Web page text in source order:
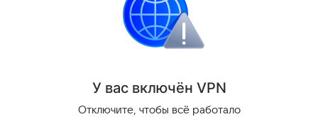
Поделиться
У вас включён VPN
Отключите, чтобы всё работало